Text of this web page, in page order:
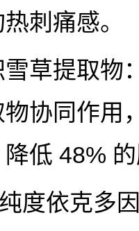
刺痛感。
雪草提取物
物协同作用
低 48%
度依克多